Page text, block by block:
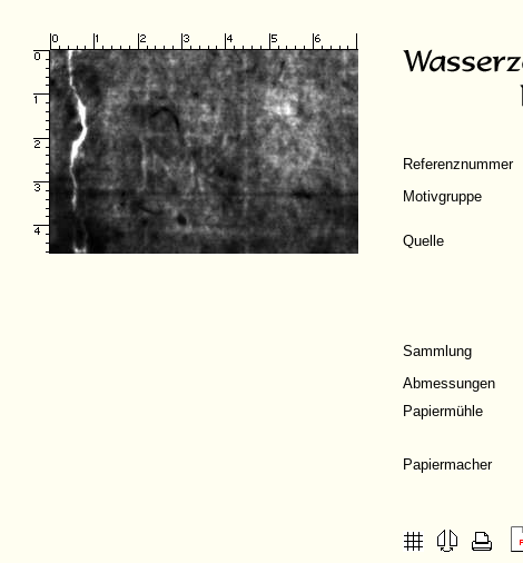
Referenznummer
Motivgruppe
Quelle
Sammlung
Abmessungen
Papiermühle
Papiermacher